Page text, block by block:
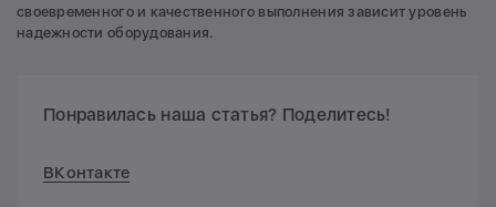
своевременного и качественного выполнения зависит уровень
надежности оборудования.
Понравилась наша статья? Поделитесь!
ВКонтакте